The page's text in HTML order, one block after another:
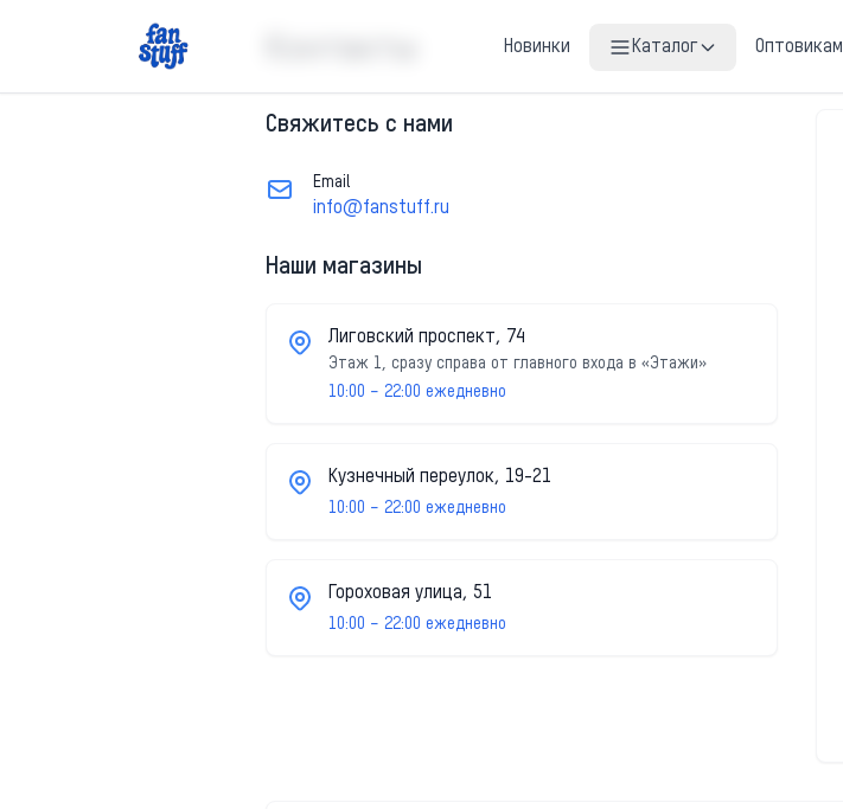
Новинки Каталог Оптовикам
Свяжитесь с нами
Email
info@fanstuff.ru
Наши магазины
Лиговский проспект, 74
Этаж 1, сразу справа от главного входа в «Этажи»
10:00 – 22:00 ежедневно
Кузнечный переулок, 19-21
10:00 – 22:00 ежедневно
Гороховая улица, 51
10:00 – 22:00 ежедневно